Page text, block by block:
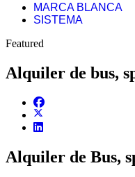
MARCA BLANCA
SISTEMA
Featured
Alquiler de bus,
Alquiler de Bus,